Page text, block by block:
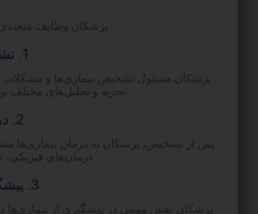
پزشکان وظایف
1. تشخیص بیماری:
پزشکان مسئول تشخیص بیماری‌ها و مشکلات
تجزیه و تحلیل‌های مختلف
2. درمان بیماری:
پس از تشخیص، پزشکان به درمان بیماری‌ها
درمان‌های فیزیکی،
3. پیشگیری از بیماری:
پزشکان نقش مهمی در پیشگیری از بیماری‌ها